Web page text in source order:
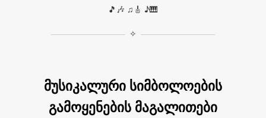
🎵🎶 ♫🎸 ♪🎹
✧
მუსიკალური სიმბოლოების
გამოყენების მაგალითები